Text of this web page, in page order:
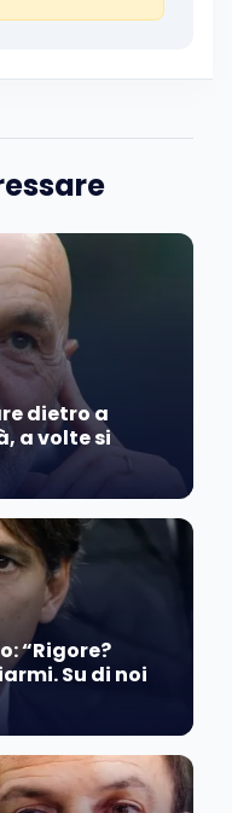
dietro a
a volte si
“Rigore?
Su di noi